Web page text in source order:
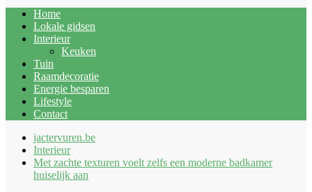
Home
Lokale gidsen
Interieur
Keuken
Tuin
Raamdecoratie
Energie besparen
Lifestyle
Contact
jactervuren.be
Interieur
Met zachte texturen voelt zelfs een moderne badkamer
huiselijk aan